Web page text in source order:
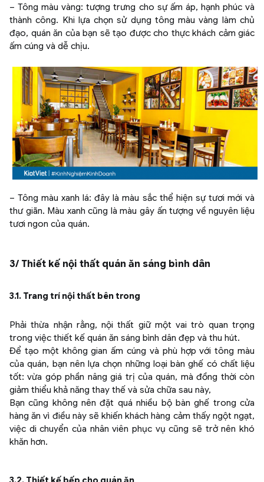
– Tông màu vàng: tượng trưng cho sự ấm áp, hạnh phúc và
thành công. Khi lựa chọn sử dụng tông màu vàng làm chủ
đạo, quán ăn của bạn sẽ tạo được cho thực khách cảm giác
ấm cúng và dễ chịu.
– Tông màu xanh lá: đây là màu sắc thể hiện sự tươi mới và
thư giãn. Màu xanh cũng là màu gây ấn tượng về nguyên liệu
tươi ngon của quán.
3/ Thiết kế nội thất quán ăn sáng bình dân
3.1. Trang trí nội thất bên trong
Phải thừa nhận rằng, nội thất giữ một vai trò quan trọng
trong việc thiết kế quán ăn sáng bình dân đẹp và thu hút.
Để tạo một không gian ấm cúng và phù hợp với tông màu
của quán, bạn nên lựa chọn những loại bàn ghế có chất liệu
tốt: vừa góp phần nâng giá trị của quán, mà đồng thời còn
giảm thiểu khả năng thay thế và sửa chữa sau này,
Bạn cũng không nên đặt quá nhiều bộ bàn ghế trong cửa
hàng ăn vì điều này sẽ khiến khách hàng cảm thấy ngột ngạt,
việc di chuyển của nhân viên phục vụ cũng sẽ trở nên khó
khăn hơn.